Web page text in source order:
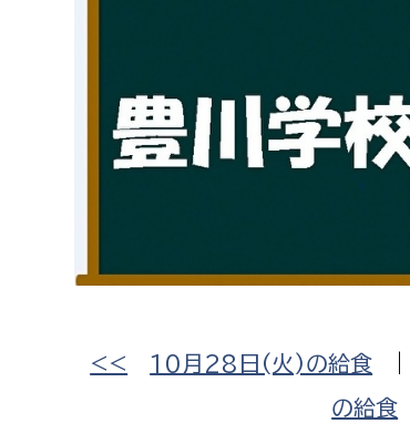
障がい者
求職者
人権・男女共同参画課
戸籍住民課
福祉健康部
<< 10月28日(火)の給食
の給食